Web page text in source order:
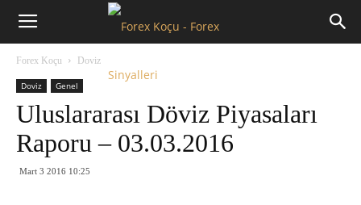
Forex
Forex Koçu Doviz
Doviz Genel
Uluslararası Döviz Piyasaları
Raporu – 03.03.2016
Mart 3 2016 10:25